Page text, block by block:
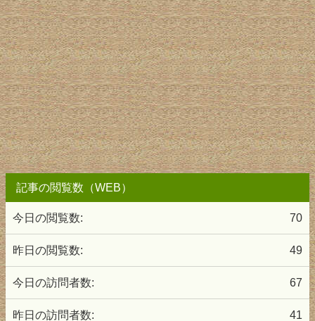
記事の閲覧数（WEB）
70
今日の閲覧数:
49
昨日の閲覧数:
67
今日の訪問者数:
41
昨日の訪問者数: